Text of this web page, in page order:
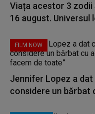
Viața acestor 3 zodii
16 august. Universul
FILM NOW
Jennifer Lopez a
considere un bărbat